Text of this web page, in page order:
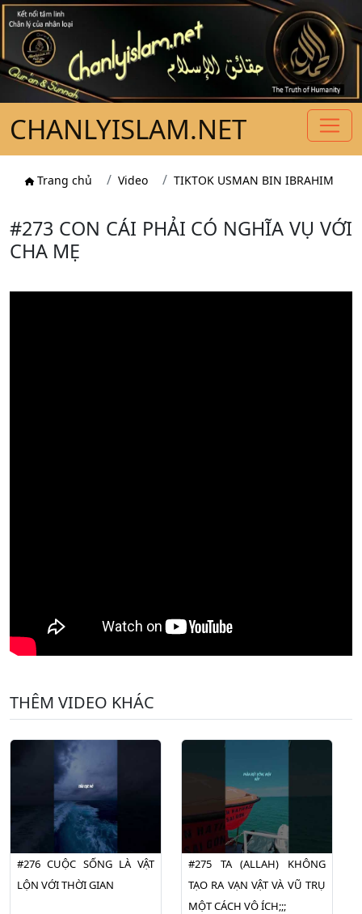
CHANLYISLAM.NET
Trang chủ Video TIKTOK USMAN BIN IBRAHIM
#273 CON CÁI PHẢI CÓ NGHĨA VỤ VỚI
CHA MẸ
THÊM VIDEO KHÁC
#276 CUỘC SỐNG LÀ VẬT
LỘN VỚI THỜI GIAN
#275 TA (ALLAH) KHÔNG
TẠO RA VẠN VẬT VÀ VŨ TRỤ
MỘT CÁCH VÔ ÍCH;;;